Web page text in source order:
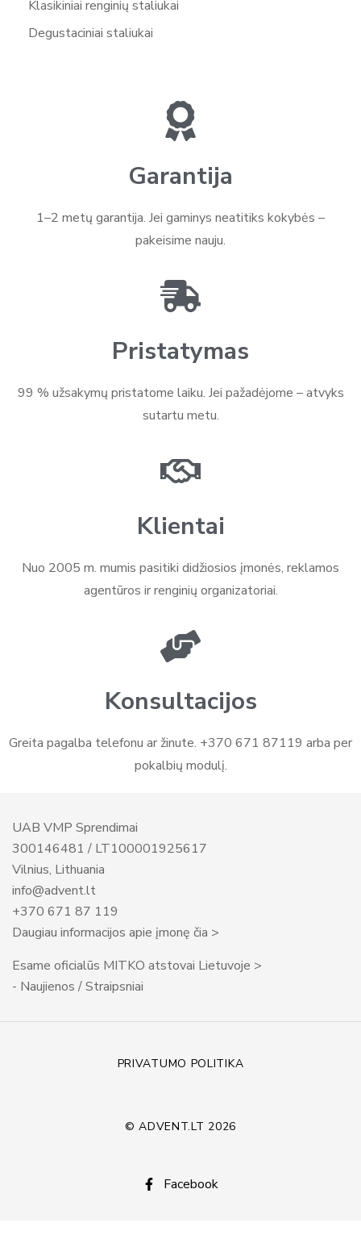
Klasikiniai renginių staliukai
Degustaciniai staliukai
Garantija
1–2 metų garantija. Jei gaminys neatitiks kokybės –
pakeisime nauju.
Pristatymas
99 % užsakymų pristatome laiku. Jei pažadėjome – atvyks
sutartu metu.
Klientai
Nuo 2005 m. mumis pasitiki didžiosios įmonės, reklamos
agentūros ir renginių organizatoriai.
Konsultacijos
Greita pagalba telefonu ar žinute. +370 671 87119 arba per
pokalbių modulį.
UAB VMP Sprendimai
300146481 / LT100001925617
Vilnius, Lithuania
info@advent.lt
+370 671 87 119
Daugiau informacijos apie įmonę čia >
Esame oficialūs MITKO atstovai Lietuvoje >
- Naujienos / Straipsniai
PRIVATUMO POLITIKA
© ADVENT.LT 2026
Facebook